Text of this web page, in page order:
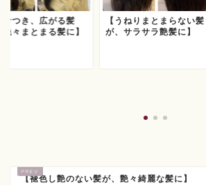
サつき、広がる髪
艶々まとまる髪に】
【うねりまとまらない髪
が、サラサラ艶髪に】
【褪色し艶のない髪が、艶々綺麗な髪に】